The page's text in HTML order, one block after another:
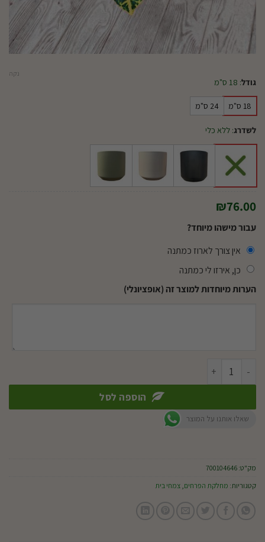
גודל: 18 ס"מ
18 ס"מ 24 ס"מ
לשדרג: ללא כלי
נקה
₪76.00
עבור מישהו מיוחד?
אין צורך לארוז כמתנה
כן, אירזו לי כמתנה
הערות מיוחדות למוצר זה (אופציונלי)
כמות של קרוטון פטרה
הוספה לסל
שאלו אותנו על המוצר
מק"ט:700104646
קטגוריות: מחלקת הפרחים,צמחי בית